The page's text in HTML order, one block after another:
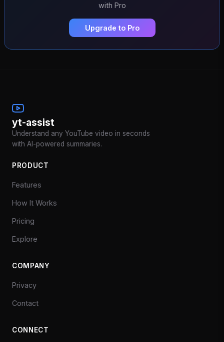
with Pro
Upgrade to Pro
yt-assist
Understand any YouTube video in seconds
with AI-powered summaries.
PRODUCT
Features
How It Works
Pricing
Explore
COMPANY
Privacy
Contact
CONNECT